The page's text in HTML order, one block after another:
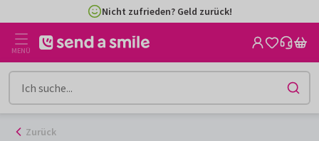
Inhalt
gehen
Nicht zufrieden? Geld zurück!
MENÜ
Zurück